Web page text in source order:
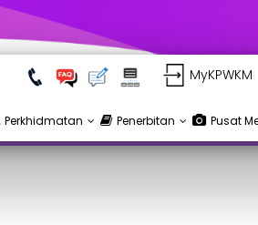
Perkhidmatan Penerbitan Pusat
MyKPWKM